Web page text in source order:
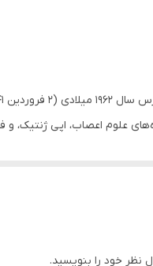
علوم اعصاب، اپی ژنتیک، و
کمک به افراد برای درمان
در شش قاره سخنرانی کرده‌ و به مردم در مورد نقش و عملکرد مغز انسان آموزش داده‌ است.
نظر خود را بنویسید.